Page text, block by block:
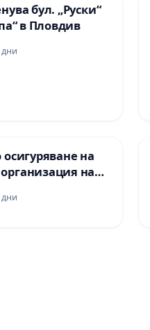
бул. „Руски“
в Пловдив
на
на
и гарантиране
равнопоставено
образование на